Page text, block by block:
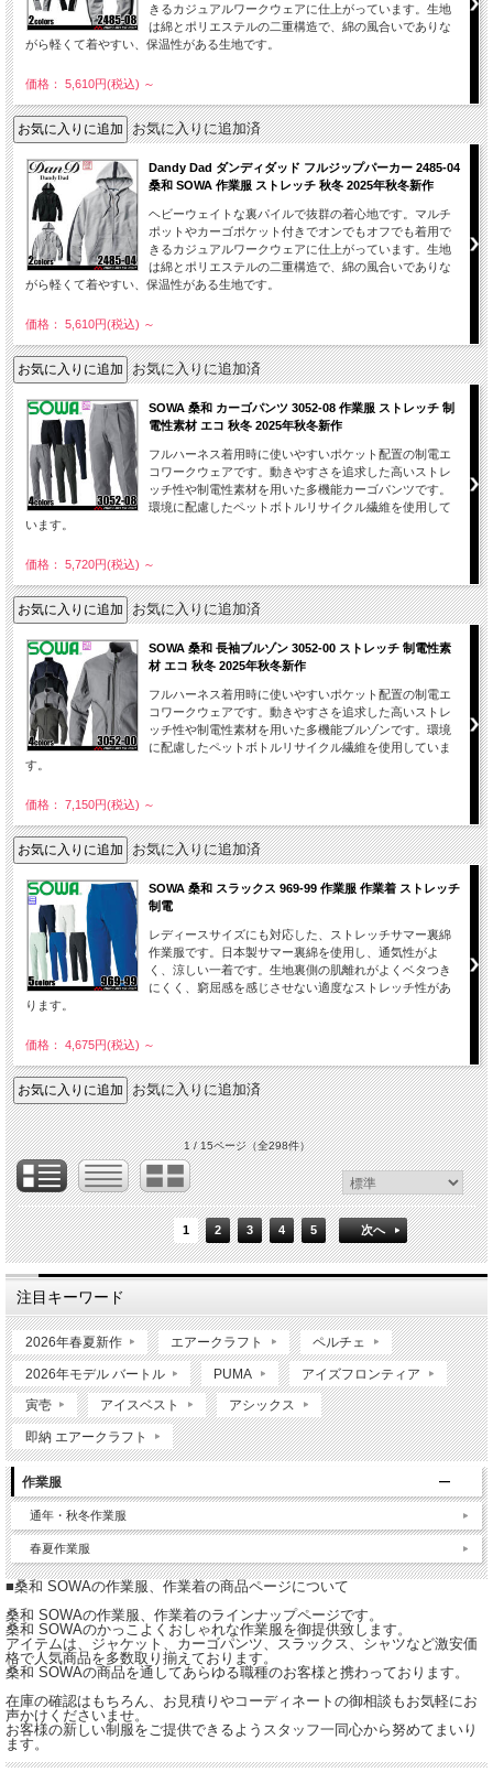
きるカジュアルワークウェアに仕上がっています。生地
は綿とポリエステルの二重構造で、綿の風合いでありな
がら軽くて着やすい、保温性がある生地です。
価格： 5,610円(税込) ～
お気に入りに追加済
Dandy Dad ダンディダッド フルジップパーカー 2485-04
桑和 SOWA 作業服 ストレッチ 秋冬 2025年秋冬新作
ヘビーウェイトな裏パイルで抜群の着心地です。マルチ
ポットやカーゴポケット付きでオンでもオフでも着用で
きるカジュアルワークウェアに仕上がっています。生地
は綿とポリエステルの二重構造で、綿の風合いでありな
がら軽くて着やすい、保温性がある生地です。
価格： 5,610円(税込) ～
お気に入りに追加済
SOWA 桑和 カーゴパンツ 3052-08 作業服 ストレッチ 制
電性素材 エコ 秋冬 2025年秋冬新作
フルハーネス着用時に使いやすいポケット配置の制電エ
コワークウェアです。動きやすさを追求した高いストレ
ッチ性や制電性素材を用いた多機能カーゴパンツです。
環境に配慮したペットボトルリサイクル繊維を使用して
います。
価格： 5,720円(税込) ～
お気に入りに追加済
SOWA 桑和 長袖ブルゾン 3052-00 ストレッチ 制電性素
材 エコ 秋冬 2025年秋冬新作
フルハーネス着用時に使いやすいポケット配置の制電エ
コワークウェアです。動きやすさを追求した高いストレ
ッチ性や制電性素材を用いた多機能ブルゾンです。環境
に配慮したペットボトルリサイクル繊維を使用していま
す。
価格： 7,150円(税込) ～
お気に入りに追加済
SOWA 桑和 スラックス 969-99 作業服 作業着 ストレッチ
制電
レディースサイズにも対応した、ストレッチサマー裏綿
作業服です。日本製サマー裏綿を使用し、通気性がよ
く、涼しい一着です。生地裏側の肌離れがよくベタつき
にくく、窮屈感を感じさせない適度なストレッチ性があ
ります。
価格： 4,675円(税込) ～
お気に入りに追加済
1 / 15ページ（全298件）
1 2 3 4 5 次へ
注目キーワード
2026年春夏新作 エアークラフト ペルチェ
2026年モデル バートル PUMA アイズフロンティア
寅壱 アイスベスト アシックス
即納 エアークラフト
作業服
通年・秋冬作業服
春夏作業服
■桑和 SOWAの作業服、作業着の商品ページについて
桑和 SOWAの作業服、作業着のラインナップページです。
桑和 SOWAのかっこよくおしゃれな作業服を御提供致します。
アイテムは、ジャケット、カーゴパンツ、スラックス、シャツなど激安価
格で人気商品を多数取り揃えております。
桑和 SOWAの商品を通してあらゆる職種のお客様と携わっております。
在庫の確認はもちろん、お見積りやコーディネートの御相談もお気軽にお
声かけくださいませ。
お客様の新しい制服をご提供できるようスタッフ一同心から努めてまいり
ます。